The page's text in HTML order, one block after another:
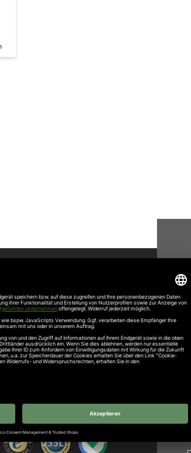
Unternehmen
Über uns
Stellenangebote
Hersteller